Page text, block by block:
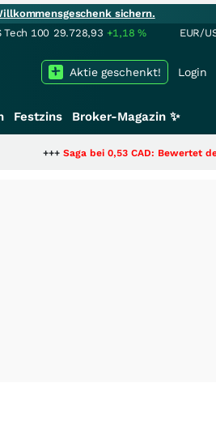
sichern.
Tech 100 29.728,93 +1,18% EUR/
Login
Aktie geschenkt!
Festzins Broker-Magazin ✨
Saga bei 0,53 CAD: Bewertet der Markt